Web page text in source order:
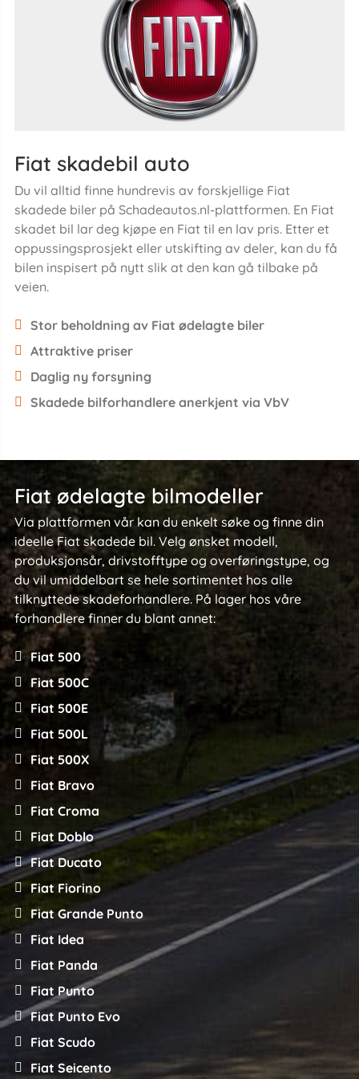
Fiat skadebil auto
Du vil alltid finne hundrevis av forskjellige Fiat
skadede biler på Schadeautos.nl-plattformen. En Fiat
skadet bil lar deg kjøpe en Fiat til en lav pris. Etter et
oppussingsprosjekt eller utskifting av deler, kan du få
bilen inspisert på nytt slik at den kan gå tilbake på
veien.
Stor beholdning av Fiat ødelagte biler
Attraktive priser
Daglig ny forsyning
Skadede bilforhandlere anerkjent via VbV
Fiat ødelagte bilmodeller
Via plattformen vår kan du enkelt søke og finne din
ideelle Fiat skadede bil. Velg ønsket modell,
produksjonsår, drivstofftype og overføringstype, og
du vil umiddelbart se hele sortimentet hos alle
tilknyttede skadeforhandlere. På lager hos våre
forhandlere finner du blant annet:
Fiat 500
Fiat 500C
Fiat 500E
Fiat 500L
Fiat 500X
Fiat Bravo
Fiat Croma
Fiat Doblo
Fiat Ducato
Fiat Fiorino
Fiat Grande Punto
Fiat Idea
Fiat Panda
Fiat Punto
Fiat Punto Evo
Fiat Scudo
Fiat Seicento